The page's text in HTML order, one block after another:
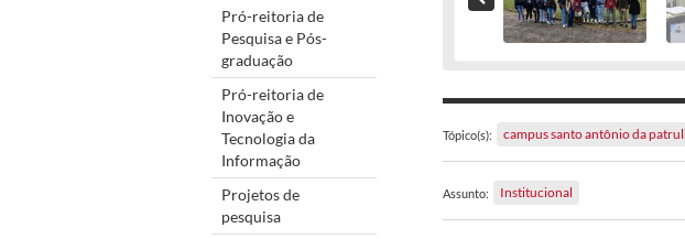
Pró-reitoria de
Pesquisa e Pós-
graduação
Pró-reitoria de
Inovação e
Tecnologia da
Informação
Projetos de
pesquisa
Tópico(s): campus santo antônio da
Assunto: Institucional